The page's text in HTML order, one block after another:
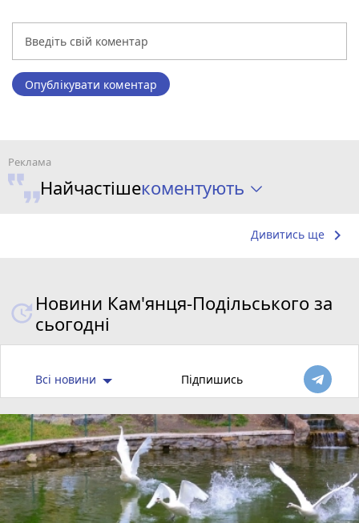
Опублікувати коментар
Найчастішекоментують
Дивитись ще keyboard_arrow_right
Новини Кам'янця-Подільського за
сьогодні
Всі новини Підпишись